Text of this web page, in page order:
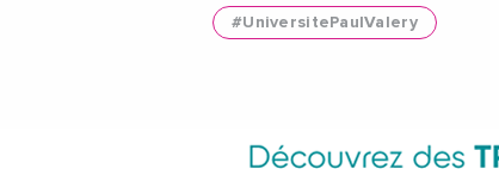
#UniversitePaulValery